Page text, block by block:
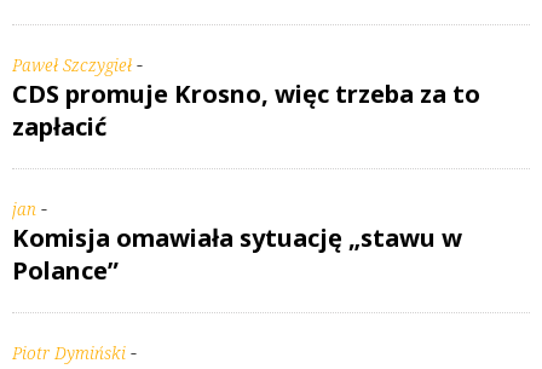
Paweł Szczygieł -
CDS promuje Krosno, więc trzeba za to
zapłacić
jan -
Komisja omawiała sytuację „stawu w
Polance”
Piotr Dymiński -